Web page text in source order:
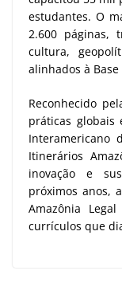
estudantes. O
2.600 páginas,
cultura,
alinhados à
Reconhecido
práticas globais
Interamericano
Itinerários
inovação e
próximos anos,
Amazônia
currículos que